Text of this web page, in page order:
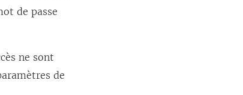
de passe
ne sont
de